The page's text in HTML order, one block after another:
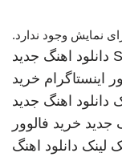
نمایش وجود ندارد.
دانلود اهنگ جدید
اینستاگرام خرید
دانلود اهنگ جدید
جدید خرید فالوور
لینک دانلود اهنگ